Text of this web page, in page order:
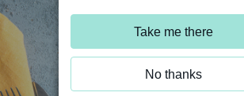
Take me there
No thanks